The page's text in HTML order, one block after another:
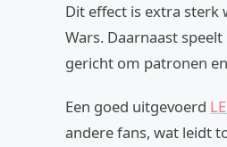
Dit effect is extra sterk
Wars. Daarnaast
gericht om patronen
Een goed uitgevoerd
andere fans, wat leidt